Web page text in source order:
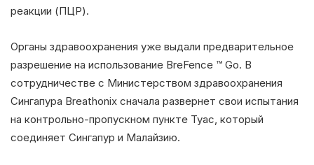
реакции (ПЦР).
Органы здравоохранения уже выдали предварительное
разрешение на использование BreFence ™ Go. В
сотрудничестве с Министерством здравоохранения
Сингапура Breathonix сначала развернет свои испытания
на контрольно-пропускном пункте Туас, который
соединяет Сингапур и Малайзию.